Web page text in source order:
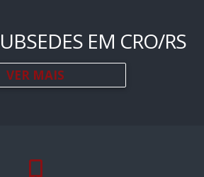
EM CRO/RS
VER MAIS